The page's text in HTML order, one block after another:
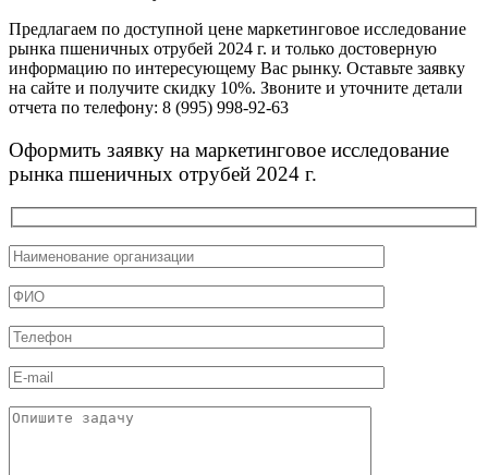
Предлагаем по доступной цене маркетинговое исследование
рынка пшеничных отрубей 2024 г. и только достоверную
информацию по интересующему Вас рынку. Оставьте заявку
на сайте и получите скидку 10%. Звоните и уточните детали
отчета по телефону: 8 (995) 998-92-63
Оформить заявку на маркетинговое исследование
рынка пшеничных отрубей 2024 г.